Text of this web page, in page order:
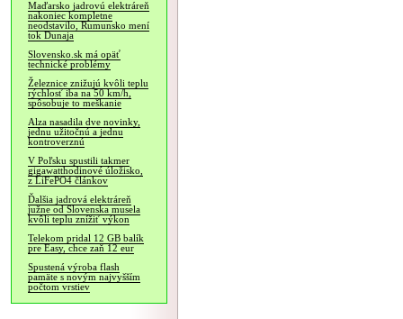
Maďarsko jadrovú elektráreň
nakoniec kompletne
neodstavilo, Rumunsko mení
tok Dunaja
Slovensko.sk má opäť
technické problémy
Železnice znižujú kvôli teplu
rýchlosť iba na 50 km/h,
spôsobuje to meškanie
Alza nasadila dve novinky,
jednu užitočnú a jednu
kontroverznú
V Poľsku spustili takmer
gigawatthodinové úložisko,
z LiFePO4 článkov
Ďalšia jadrová elektráreň
južne od Slovenska musela
kvôli teplu znížiť výkon
Telekom pridal 12 GB balík
pre Easy, chce zaň 12 eur
Spustená výroba flash
pamäte s novým najvyšším
počtom vrstiev